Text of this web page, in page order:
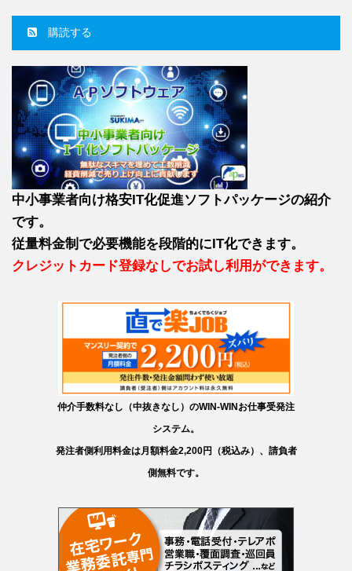
購読する
中小事業者向け格安IT化促進ソフトパッケージの紹介
です。
従量料金制で必要機能を段階的にIT化できます。
クレジットカード登録なしでお試し利用ができます。
仲介手数料なし（中抜きなし）のWIN-WINお仕事受発注
システム。
発注者側利用料金は月額料金2,200円（税込み）、請負者
側無料です。